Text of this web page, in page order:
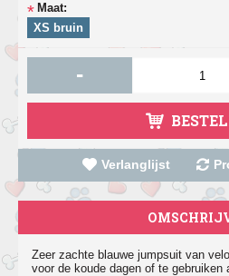
* Maat:
XS bruin
-
Verlanglijst
Zeer zachte blauwe jumpsuit van
voor de koude dagen of te gebruiken